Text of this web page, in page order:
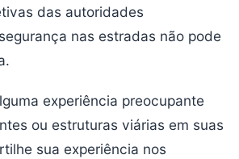
das autoridades
nas estradas não pode
experiência preocupante
ou estruturas viárias em suas
sua experiência nos